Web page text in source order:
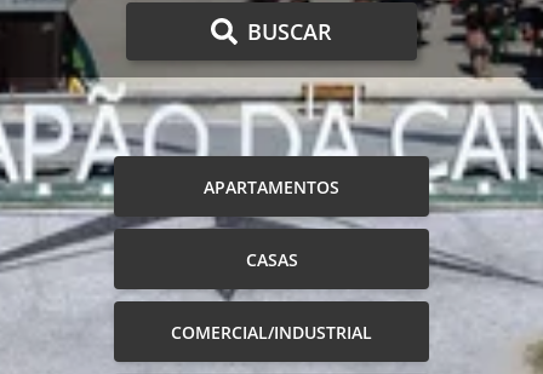
BUSCAR
APARTAMENTOS
CASAS
COMERCIAL/INDUSTRIAL